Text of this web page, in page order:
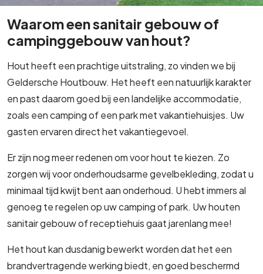
Waarom een sanitair gebouw of
campinggebouw van hout?
Hout heeft een prachtige uitstraling, zo vinden we bij
Geldersche Houtbouw. Het heeft een natuurlijk karakter
en past daarom goed bij een landelijke accommodatie,
zoals een camping of een park met vakantiehuisjes. Uw
gasten ervaren direct het vakantiegevoel.
Er zijn nog meer redenen om voor hout te kiezen. Zo
zorgen wij voor onderhoudsarme gevelbekleding, zodat u
minimaal tijd kwijt bent aan onderhoud. U hebt immers al
genoeg te regelen op uw camping of park. Uw houten
sanitair gebouw of receptiehuis gaat jarenlang mee!
Het hout kan dusdanig bewerkt worden dat het een
brandvertragende werking biedt, en goed beschermd